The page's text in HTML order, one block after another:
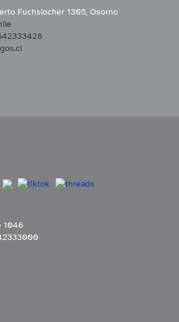
Fuchslocher 1305, Osorno
1046